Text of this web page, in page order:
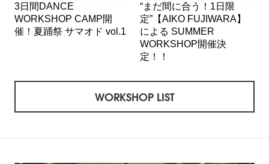
3日間DANCE
WORKSHOP CAMP開
催！夏踊祭 サマオド vol.1
“まだ間に合う！1日限
定”【AIKO FUJIWARA】
による SUMMER
WORKSHOP開催決
定！！
WORKSHOP LIST